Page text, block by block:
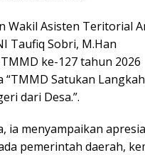
Wakil Asisten Teritorial
Taufiq Sobri, M.Han
ke-127 tahun 2026
“TMMD Satukan
dari Desa.”.
ia menyampaikan
pemerintah daerah,